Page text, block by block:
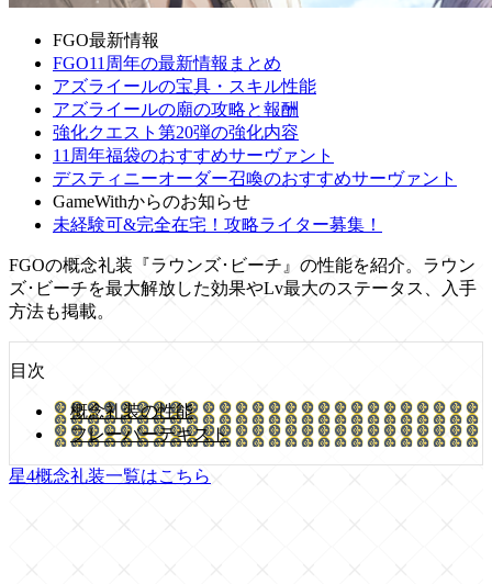
FGO最新情報
FGO11周年の最新情報まとめ
アズライールの宝具・スキル性能
アズライールの廟の攻略と報酬
強化クエスト第20弾の強化内容
11周年福袋のおすすめサーヴァント
デスティニーオーダー召喚のおすすめサーヴァント
GameWithからのお知らせ
未経験可&完全在宅！攻略ライター募集！
FGOの概念礼装『ラウンズ･ビーチ』の性能を紹介。ラウン
ズ･ビーチを最大解放した効果やLv最大のステータス、入手
方法も掲載。
目次
概念礼装の性能
フレーバーテキスト
星4概念礼装一覧はこちら